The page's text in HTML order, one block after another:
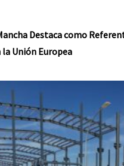
Destaca como
Unión Europea